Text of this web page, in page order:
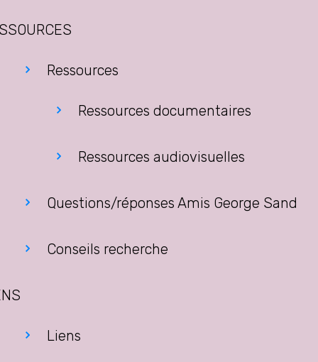
Ressources
Ressources documentaires
Ressources audiovisuelles
Questions/réponses Amis George Sand
Conseils recherche
Liens